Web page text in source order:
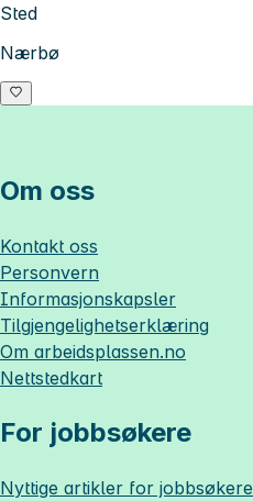
Sted
Nærbø
Om oss
Kontakt oss
Personvern
Informasjonskapsler
Tilgjengelighetserklæring
Om arbeidsplassen.no
Nettstedkart
For jobbsøkere
Nyttige artikler for jobbsøkere